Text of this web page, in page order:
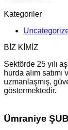
Kategoriler
BİZ KİMİZ
Sektörde 25 yılı
hurda alım
uzmanlaşmış,
göstermektedir.
Ümraniye